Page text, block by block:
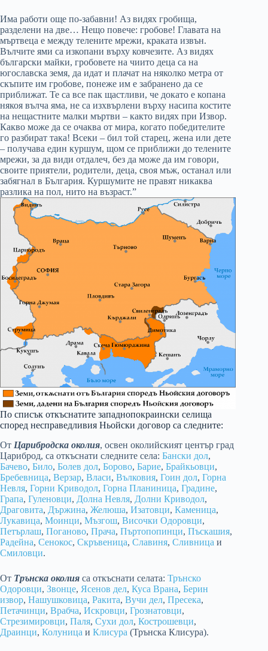
Има работи още по-забавни! Аз видях гробища,
разделени на две… Нещо повече: гробове! Главата на
мъртвеца е между телените мре­жи, краката извън.
Вълчите ями са изкопани върху ковчезите. Аз видях
български майки, гробовете на чиито деца са на
югославска земя, да идат и плачат на няколко метра от
скъпите им гробове, понеже им е забранено да се
приближат. Те са все пак щастливи, че докато е копана
някоя вълча яма, не са изхвърлени върху насипа костите
на нещастните малки мъртви – както видях при Извор.
Какво може да се очаква от мира, когато победи­телите
го разбират така! Всеки – бил той старец, жена или дете
– получава един куршум, щом се приближи до телените
мрежи, за да види отдалеч, без да може да им говори,
своите приятели, родители, деца, своя мъж, останал или
забяг­нал в България. Куршумите не правят никаква
разлика на пол, нито на възраст.”
По списък откъснатите западнопокраински селища
според несправедливия Ньойски договор са следните:
От Царибродска околия, освен околийският център град
Цариброд, са откъснати следните села: Бански дол,
Бачево, Било, Болев дол, Борово, Барие, Брайкьовци,
Бребевница, Верзар, Власи, Вълковия, Гоин дол, Горна
Невля, Горни Криводол, Горна Планиница, Градине,
Грапа, Гуленовци, Долна Невля, Долни Криводол,
Драговита, Държина, Желюша, Изатовци, Каменица,
Лукавица, Моинци, Мъзгош, Височки Одоровци,
Петърлаш, Поганово, Прача, Пъртопопинци, Пъскашия,
Радейна, Сенокос, Скръвеница, Славиня, Сливница и
Смиловци.
От Трънска околия са откъснати селата: Трънско
Одоровци, Звонце, Ясенов дел, Куса Врана, Берин
извор, Нашушковица, Ракита, Вучи дел, Пресека,
Петачинци, Врабча, Искровци, Грознатовци,
Стрезимировци, Паля, Сухи дол, Кострошевци,
Драинци, Колуница и Клисура (Трънска Клисура).